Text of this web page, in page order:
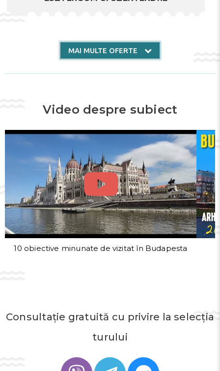
MAI MULTE OFERTE
Video despre subiect
10 obiective minunate de vizitat în Budapesta
Consultație gratuită cu privire la selecția
turului